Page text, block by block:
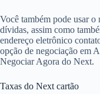
Você também pode usar
dívidas, assim como
endereço eletrônico
opção de negociação em
Negociar Agora do Next.
Taxas do Next cartão